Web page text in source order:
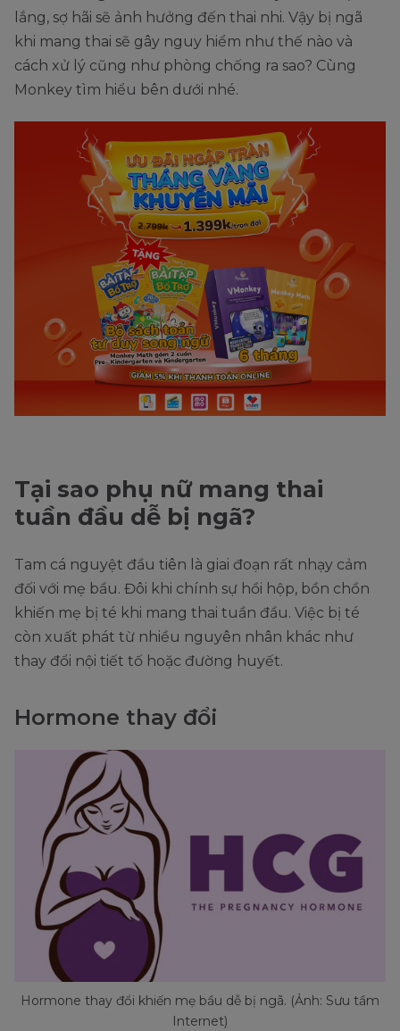
lắng, sợ hãi sẽ ảnh hưởng đến thai nhi. Vậy bị ngã
khi mang thai sẽ gây nguy hiểm như thế nào và
cách xử lý cũng như phòng chống ra sao? Cùng
Monkey tìm hiểu bên dưới nhé.
Tại sao phụ nữ mang thai
tuần đầu dễ bị ngã?
Tam cá nguyệt đầu tiên là giai đoạn rất nhạy cảm
đối với mẹ bầu. Đôi khi chính sự hồi hộp, bồn chồn
khiến mẹ bị té khi mang thai tuần đầu. Việc bị té
còn xuất phát từ nhiều nguyên nhân khác như
thay đổi nội tiết tố hoặc đường huyết.
Hormone thay đổi
Hormone thay đổi khiến mẹ bầu dễ bị ngã. (Ảnh: Sưu tầm
Internet)